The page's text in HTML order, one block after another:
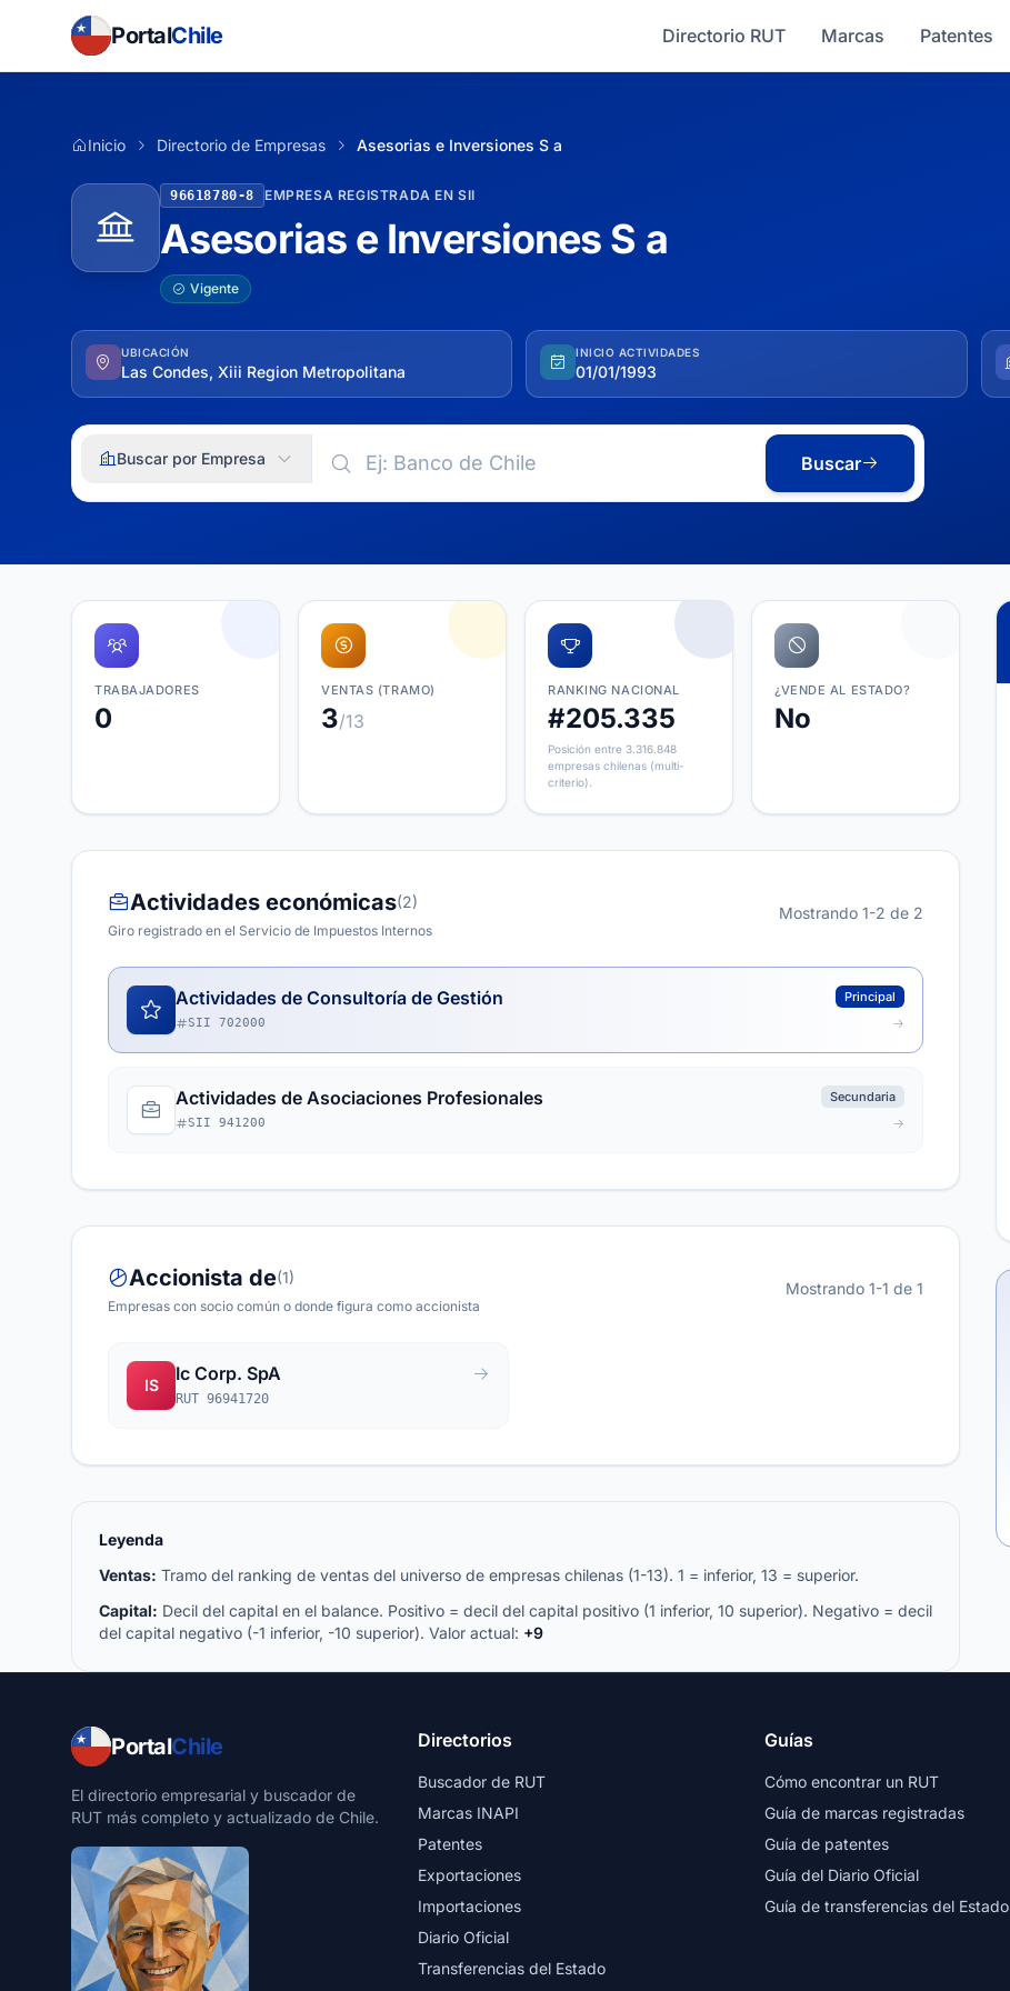
PortalChile Directorio RUT Marcas Patentes
Inicio Directorio de Empresas Asesorias e Inversiones S a
96618780-8 EMPRESA REGISTRADA EN SII
Asesorias e Inversiones S a
Vigente
UBICACIÓN
Las Condes, Xiii Region Metropolitana
INICIO ACTIVIDADES
01/01/1993
Buscar por Empresa Buscar
TRABAJADORES
0
VENTAS (TRAMO)
3/13
RANKING NACIONAL
#205.335
Posición entre 3.316.848
empresas chilenas (multi-
criterio).
¿VENDE AL ESTADO?
No
Actividades económicas(2)
Giro registrado en el Servicio de Impuestos Internos
Mostrando 1-2 de 2
Actividades de Consultoría de Gestión Principal
SII 702000
Actividades de Asociaciones Profesionales Secundaria
SII 941200
Accionista de(1)
Empresas con socio común o donde figura como accionista
Mostrando 1-1 de 1
IS
Ic Corp. SpA
RUT 96941720
Leyenda
Ventas: Tramo del ranking de ventas del universo de empresas chilenas (1-13). 1 = inferior, 13 = superior.
Capital: Decil del capital en el balance. Positivo = decil del capital positivo (1 inferior, 10 superior). Negativo = decil
del capital negativo (-1 inferior, -10 superior). Valor actual: +9
PortalChile
El directorio empresarial y buscador de
RUT más completo y actualizado de Chile.
Directorios
Buscador de RUT
Marcas INAPI
Patentes
Exportaciones
Importaciones
Diario Oficial
Transferencias del Estado
Guías
Cómo encontrar un RUT
Guía de marcas registradas
Guía de patentes
Guía del Diario Oficial
Guía de transferencias del Estado